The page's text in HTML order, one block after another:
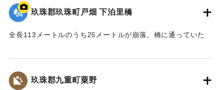
2020/7/6｜固有コード:
玖珠郡玖珠町戸畑 下泊里橋
全長113メートルのうち25メートルが崩落。橋に通っていた
た。
｜固有コード:01215062
玖珠郡九重町粟野